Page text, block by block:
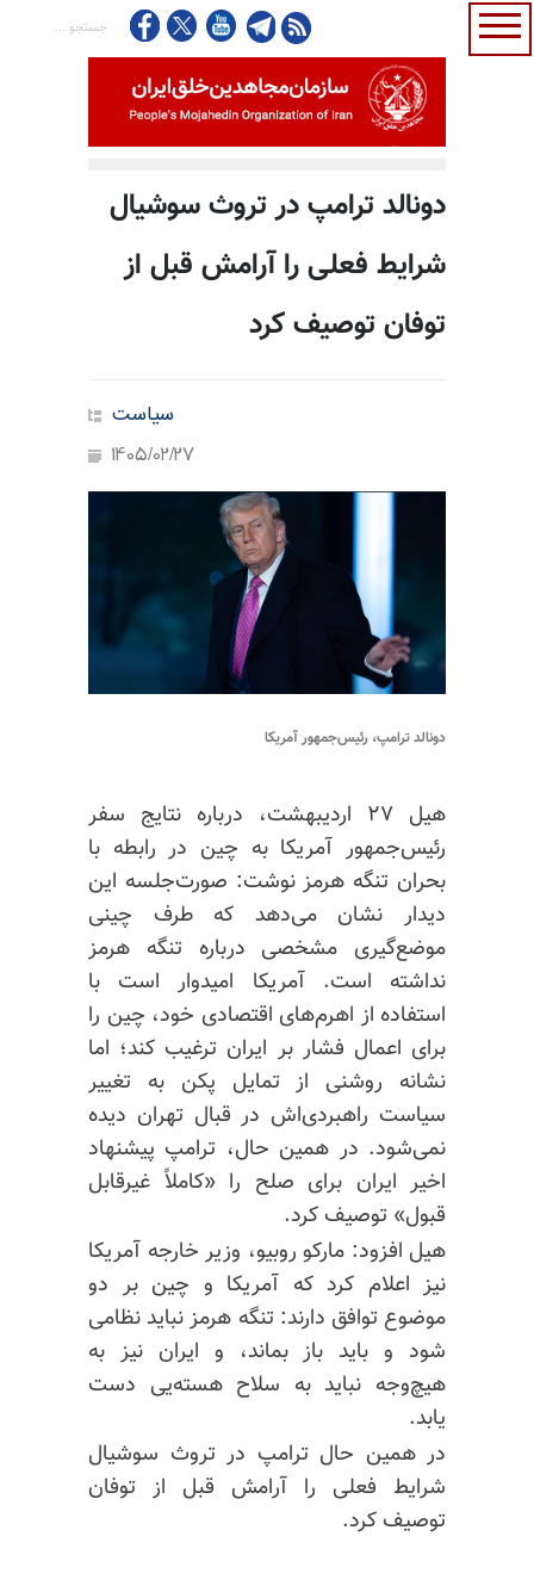
دونالد ترامپ در تروث سوشیال
شرایط فعلی را آرامش قبل از
توفان توصیف کرد
سیاست
1405/02/27
دونالد ترامپ، رئیس‌جمهور آمریکا
هیل ۲۷ اردیبهشت، درباره نتایج سفر
رئیس‌جمهور آمریکا به چین در رابطه با
بحران تنگه هرمز نوشت: صورت‌جلسه این
دیدار نشان می‌دهد که طرف چینی
موضع‌گیری مشخصی درباره تنگه هرمز
نداشته است. آمریکا امیدوار است با
استفاده از اهرم‌های اقتصادی خود، چین را
برای اعمال فشار بر ایران ترغیب کند؛ اما
نشانه روشنی از تمایل پکن به تغییر
سیاست راهبردی‌اش در قبال تهران دیده
نمی‌شود. در همین حال، ترامپ پیشنهاد
اخیر ایران برای صلح را «کاملاً غیرقابل
قبول» توصیف کرد.
هیل افزود: مارکو روبیو، وزیر خارجه آمریکا
نیز اعلام کرد که آمریکا و چین بر دو
موضوع توافق دارند: تنگه هرمز نباید نظامی
شود و باید باز بماند، و ایران نیز به
هیچ‌وجه نباید به سلاح هسته‌یی دست
یابد.
در همین حال ترامپ در تروث سوشیال
شرایط فعلی را آرامش قبل از توفان
توصیف کرد.